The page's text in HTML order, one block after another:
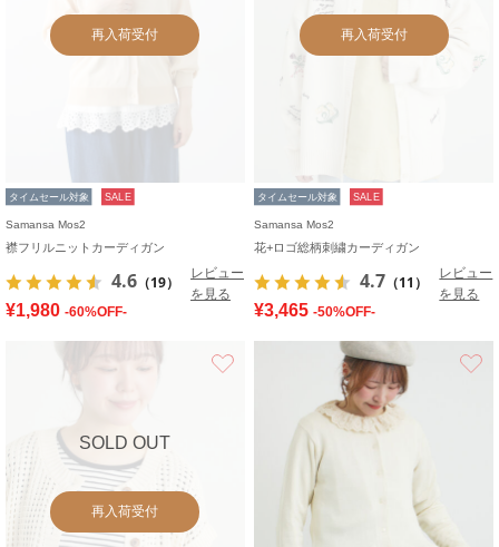
再入荷受付
タイムセール対象 SALE
Samansa Mos2
襟フリルニットカーディガン
4.6 （19）
レビュー
を見る
¥1,980 -60%OFF-
再入荷受付
タイムセール対象 SALE
Samansa Mos2
花+ロゴ総柄刺繍カーディガン
4.7 （11）
レビュー
を見る
¥3,465 -50%OFF-
SOLD OUT
再入荷受付